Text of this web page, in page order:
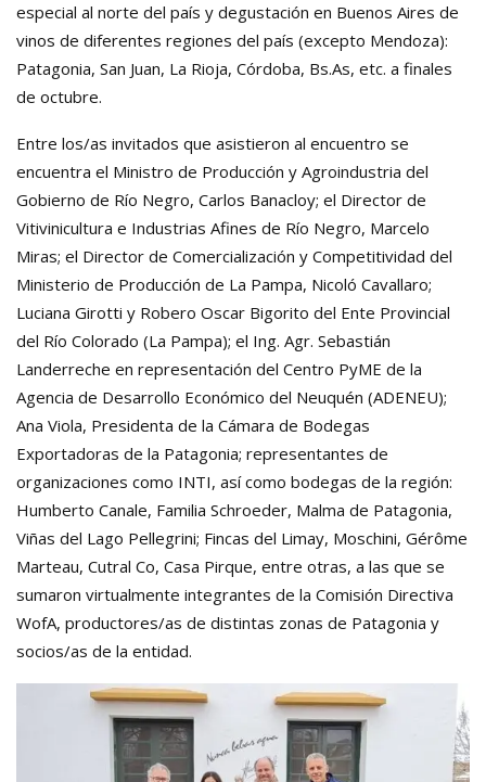
especial al norte del país y degustación en Buenos Aires de
vinos de diferentes regiones del país (excepto Mendoza):
Patagonia, San Juan, La Rioja, Córdoba, Bs.As, etc. a finales
de octubre.
Entre los/as invitados que asistieron al encuentro se
encuentra el Ministro de Producción y Agroindustria del
Gobierno de Río Negro, Carlos Banacloy; el Director de
Vitivinicultura e Industrias Afines de Río Negro, Marcelo
Miras; el Director de Comercialización y Competitividad del
Ministerio de Producción de La Pampa, Nicoló Cavallaro;
Luciana Girotti y Robero Oscar Bigorito del Ente Provincial
del Río Colorado (La Pampa); el Ing. Agr. Sebastián
Landerreche en representación del Centro PyME de la
Agencia de Desarrollo Económico del Neuquén (ADENEU);
Ana Viola, Presidenta de la Cámara de Bodegas
Exportadoras de la Patagonia; representantes de
organizaciones como INTI, así como bodegas de la región:
Humberto Canale, Familia Schroeder, Malma de Patagonia,
Viñas del Lago Pellegrini; Fincas del Limay, Moschini, Gérôme
Marteau, Cutral Co, Casa Pirque, entre otras, a las que se
sumaron virtualmente integrantes de la Comisión Directiva
WofA, productores/as de distintas zonas de Patagonia y
socios/as de la entidad.